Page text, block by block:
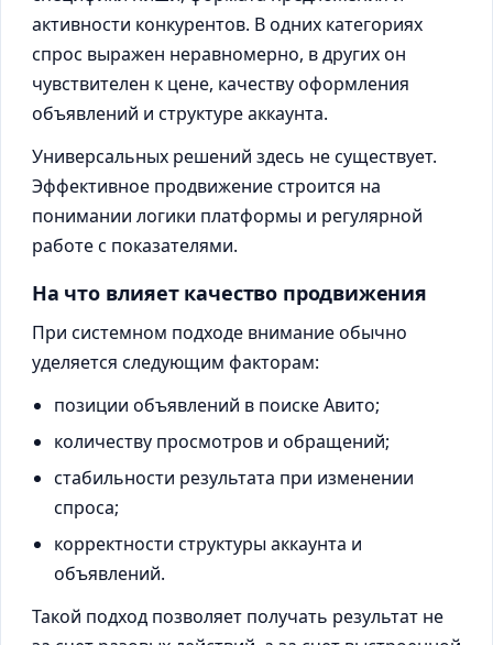
активности конкурентов. В одних категориях
спрос выражен неравномерно, в других он
чувствителен к цене, качеству оформления
объявлений и структуре аккаунта.
Универсальных решений здесь не существует.
Эффективное продвижение строится на
понимании логики платформы и регулярной
работе с показателями.
На что влияет качество продвижения
При системном подходе внимание обычно
уделяется следующим факторам:
позиции объявлений в поиске Авито;
количеству просмотров и обращений;
стабильности результата при изменении
спроса;
корректности структуры аккаунта и
объявлений.
Такой подход позволяет получать результат не